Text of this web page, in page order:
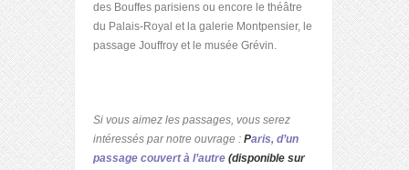
des Bouffes parisiens ou encore le théâtre
du Palais-Royal et la galerie Montpensier, le
passage Jouffroy et le musée Grévin.
Si vous aimez les passages, vous serez
intéressés par notre ouvrage : Paris, d’un
passage couvert à l’autre (disponible sur